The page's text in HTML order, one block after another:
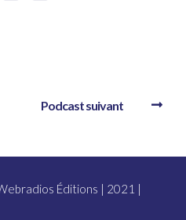
Podcast suivant
Éditions | 2021 |